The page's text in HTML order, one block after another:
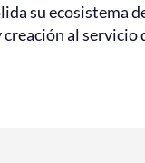
su ecosistema
al servicio